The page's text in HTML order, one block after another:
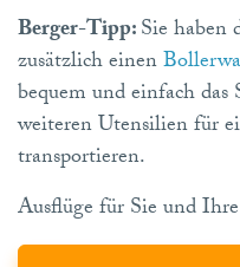
Berger-Tipp:Sie
zusätzlich einen
bequem und einfach
weiteren Utensilien für
transportieren.
Ausflüge für Sie und